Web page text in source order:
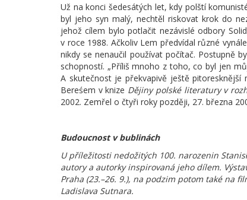
Už na konci šedesátých let, kdy polští
byl jeho syn malý, nechtěl riskovat krok do
jehož cílem bylo potlačit nezávislé odbory
v roce 1988. Ačkoliv Lem předvídal různé
nikdy se nenaučil používat počítač. Postupně
schopností. „Příliš mnoho z toho, co byl jen
A skutečnost je překvapivě ještě pitoresknější
Bereśem v knize Dějiny polské literatury v
2002. Zemřel o čtyři roky později, 27. března
Budoucnost v bublinách
U příležitosti nedožitých 100. narozenin
autory a autorky inspirovaná jeho dílem.
Praha (23.–26. 9.), na podzim potom také na
Ladislava Sutnara.